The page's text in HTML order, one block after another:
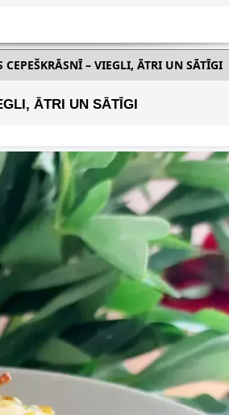
– VIEGLI, ĀTRI UN SĀTĪGI
ĀTRI UN SĀTĪGI